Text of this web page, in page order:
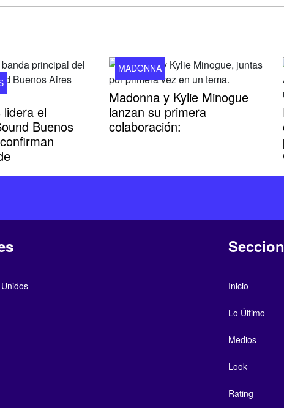
el
Buenos
MADONNA
Madonna y Kylie Minogue
lanzan su primera
colaboración:
Inicio
Lo Último
Medios
Look
Rating